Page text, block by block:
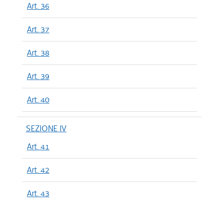
Art. 36
Art. 37
Art. 38
Art. 39
Art. 40
SEZIONE IV
Art. 41
Art. 42
Art. 43